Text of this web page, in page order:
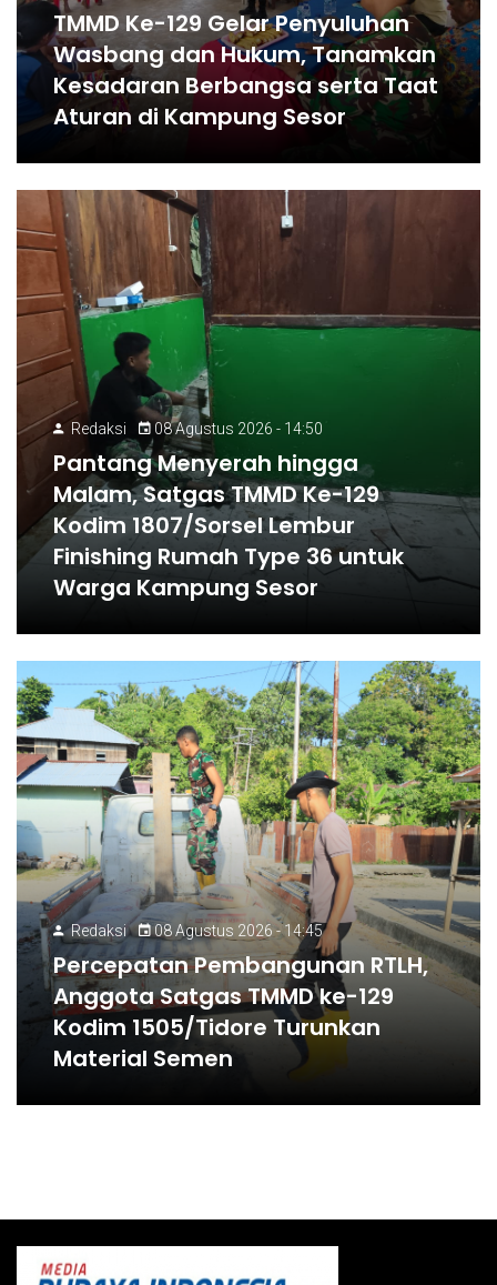
TMMD Ke-129 Gelar Penyuluhan
Wasbang dan Hukum, Tanamkan
Kesadaran Berbangsa serta Taat
Aturan di Kampung Sesor
Redaksi 08 Agustus 2026 - 14:50
Pantang Menyerah hingga
Malam, Satgas TMMD Ke-129
Kodim 1807/Sorsel Lembur
Finishing Rumah Type 36 untuk
Warga Kampung Sesor
Redaksi 08 Agustus 2026 - 14:45
Percepatan Pembangunan RTLH,
Anggota Satgas TMMD ke-129
Kodim 1505/Tidore Turunkan
Material Semen